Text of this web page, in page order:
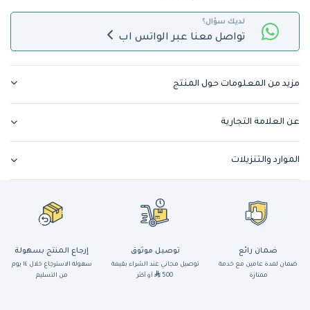
لديك سؤال؟
تواصل معنا عبر الواتس اب
مزيد من المعلومات حول المنتج
عن العلامة التجارية
الموارد والتنزيلات
ضمان رائع
ضمان لمدة عامين مع خدمة
ممتازة
توصيل موثوق
توصيل مجاني عند الشراء بقيمة
500
أو أكثر
إرجاع المنتج بسهولة
سهولة الاسترجاع خلال ١٤ يوم
من التسليم